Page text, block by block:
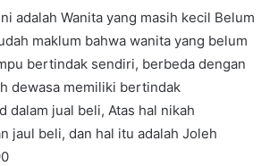
maklum bahwa wanita yang belum
bertindak sendiri, berbeda dengan
dewasa memiliki bertindak
dalam jual beli, Atas hal nikah
jaul beli, dan hal itu adalah Joleh